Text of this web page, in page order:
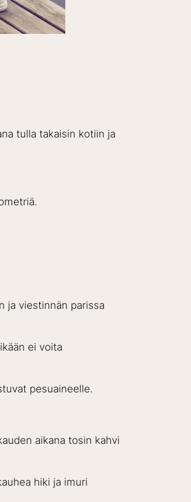
tulla takaisin kotiin ja
ja viestinnän parissa
ei voita
pesuaineelle.
aikana tosin kahvi
hiki ja imuri